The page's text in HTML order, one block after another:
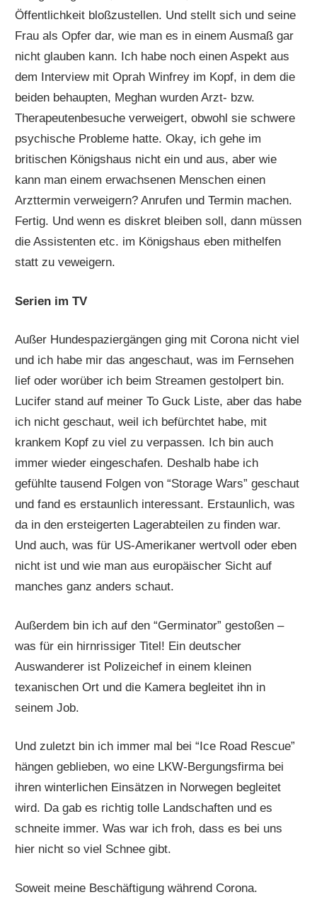
Öffentlichkeit bloßzustellen. Und stellt sich und seine
Frau als Opfer dar, wie man es in einem Ausmaß gar
nicht glauben kann. Ich habe noch einen Aspekt aus
dem Interview mit Oprah Winfrey im Kopf, in dem die
beiden behaupten, Meghan wurden Arzt- bzw.
Therapeutenbesuche verweigert, obwohl sie schwere
psychische Probleme hatte. Okay, ich gehe im
britischen Königshaus nicht ein und aus, aber wie
kann man einem erwachsenen Menschen einen
Arzttermin verweigern? Anrufen und Termin machen.
Fertig. Und wenn es diskret bleiben soll, dann müssen
die Assistenten etc. im Königshaus eben mithelfen
statt zu veweigern.
Serien im TV
Außer Hundespaziergängen ging mit Corona nicht viel
und ich habe mir das angeschaut, was im Fernsehen
lief oder worüber ich beim Streamen gestolpert bin.
Lucifer stand auf meiner To Guck Liste, aber das habe
ich nicht geschaut, weil ich befürchtet habe, mit
krankem Kopf zu viel zu verpassen. Ich bin auch
immer wieder eingeschafen. Deshalb habe ich
gefühlte tausend Folgen von “Storage Wars” geschaut
und fand es erstaunlich interessant. Erstaunlich, was
da in den ersteigerten Lagerabteilen zu finden war.
Und auch, was für US-Amerikaner wertvoll oder eben
nicht ist und wie man aus europäischer Sicht auf
manches ganz anders schaut.
Außerdem bin ich auf den “Germinator” gestoßen –
was für ein hirnrissiger Titel! Ein deutscher
Auswanderer ist Polizeichef in einem kleinen
texanischen Ort und die Kamera begleitet ihn in
seinem Job.
Und zuletzt bin ich immer mal bei “Ice Road Rescue”
hängen geblieben, wo eine LKW-Bergungsfirma bei
ihren winterlichen Einsätzen in Norwegen begleitet
wird. Da gab es richtig tolle Landschaften und es
schneite immer. Was war ich froh, dass es bei uns
hier nicht so viel Schnee gibt.
Soweit meine Beschäftigung während Corona.